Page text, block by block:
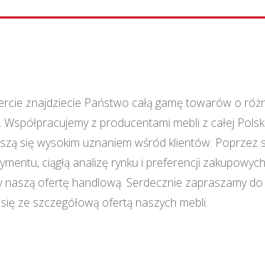
znajdziecie Państwo całą gamę towarów o
z producentami mebli z całej
się wysokim uznaniem wśród klientów. Poprzez
ciągłą analizę rynku i preferencji
naszą ofertę handlową. Serdecznie zapraszamy do
ze szczegółową ofertą naszych mebli.